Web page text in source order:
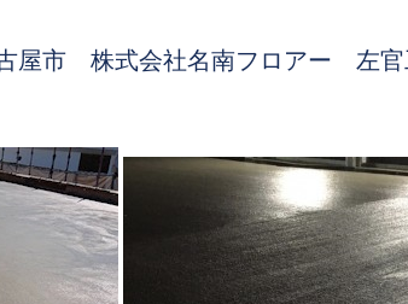
屋市 株式会社名南フロアー 左